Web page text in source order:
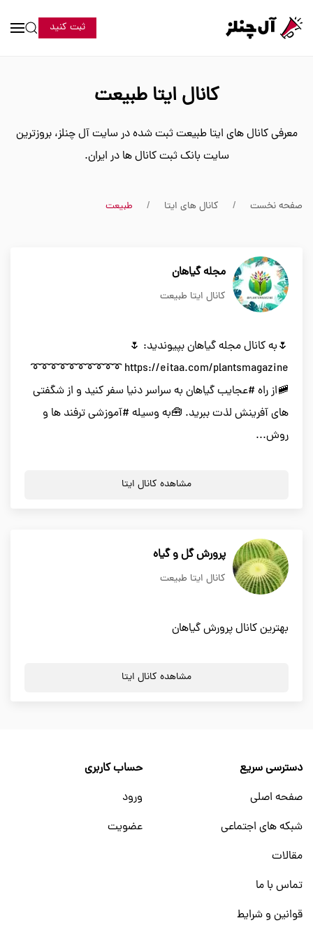
ثبت کنید
کانال ایتا طبیعت
معرفی کانال های ایتا طبیعت ثبت شده در سایت آل چنلز، بروزترین
سایت بانک ثبت کانال ها در ایران.
صفحه نخست کانال های ایتا طبیعت
مجله گیاهان
کانال ایتا طبیعت
🌷به کانال مجله گیاهان بپیوندید: 🌷
https://eitaa.com/plantsmagazine ➰➰➰➰➰➰➰➰➰➰
🚞از راه #عجایب گیاهان به سراسر دنیا سفر کنید و از شگفتی
های آفرینش لذت ببرید. 🧰به وسیله #آموزشی ترفند ها و
روش...
مشاهده کانال ایتا
پرورش گل و گیاه
کانال ایتا طبیعت
بهترین کانال پرورش گیاهان
مشاهده کانال ایتا
دسترسی سریع
صفحه اصلی
شبکه های اجتماعی
مقالات
تماس با ما
قوانین و شرایط
حساب کاربری
ورود
عضویت